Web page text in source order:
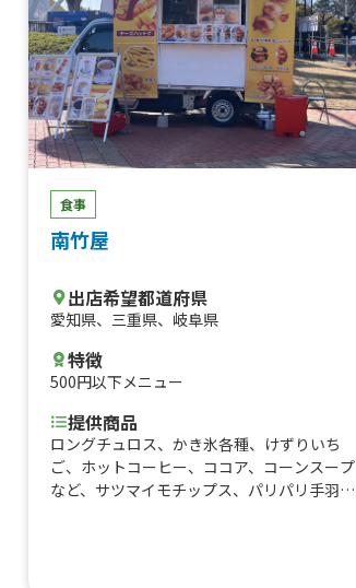
食事
南竹屋
出店希望都道府県
愛知県、 三重県、 岐阜県
特徴
500円以下メニュー
提供商品
ロングチュロス、かき氷各種、けずりいち
ご、ホットコーヒー、ココア、コーンスープ
など、サツマイモチップス、パリパリ手羽先